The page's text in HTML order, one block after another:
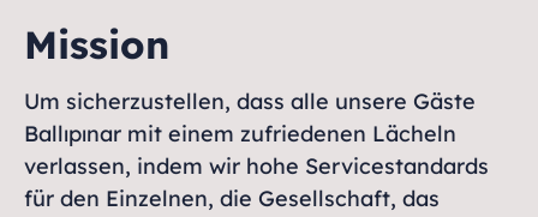
Mission
Um sicherzustellen, dass alle unsere Gäste
Ballıpınar mit einem zufriedenen Lächeln
verlassen, indem wir hohe Servicestandards
für den Einzelnen, die Gesellschaft, das